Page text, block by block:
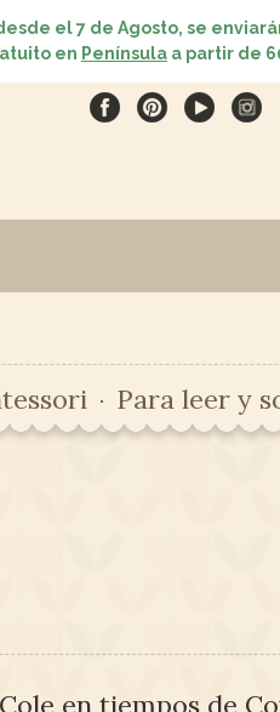
el 7 de Agosto, se
en Península a partir de
Para leer y
en tiempos de